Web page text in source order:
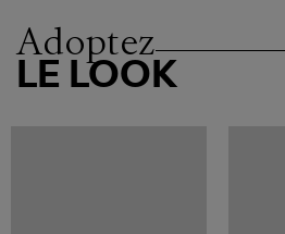
Adoptez
LE LOOK